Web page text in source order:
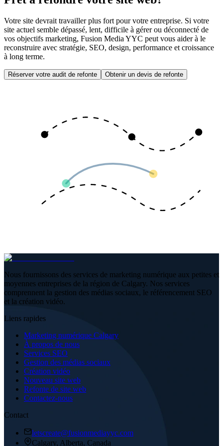
Votre site devrait travailler plus fort pour votre entreprise. Si votre
site actuel semble dépassé, lent, difficile à gérer ou déconnecté de
vos objectifs marketing, Fusion Media YYC peut vous aider à le
reconstruire avec stratégie, SEO, design, performance et croissance
à long terme.
Réserver votre audit de refonte Obtenir un devis de refonte
Nous fournissons des services de marketing numérique aux petites et
moyennes entreprises de la région de Calgary. Nos services
comprennent la gestion des médias sociaux, le référencement SEO
et la création vidéo.
Liens rapides
Marketing numérique Calgary
À propos de nous
Services SEO
Gestion des médias sociaux
Création vidéo
Nouveau site web
Refonte de site web
Contactez-nous
Contact
letscreate@fusionmediayyc.com
Calgary, Alberta, Canada